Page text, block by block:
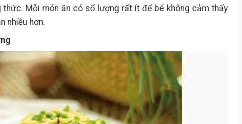
thức. Mỗi món ăn có số lượng rất ít để bé không cảm thấy
nhiều hơn.